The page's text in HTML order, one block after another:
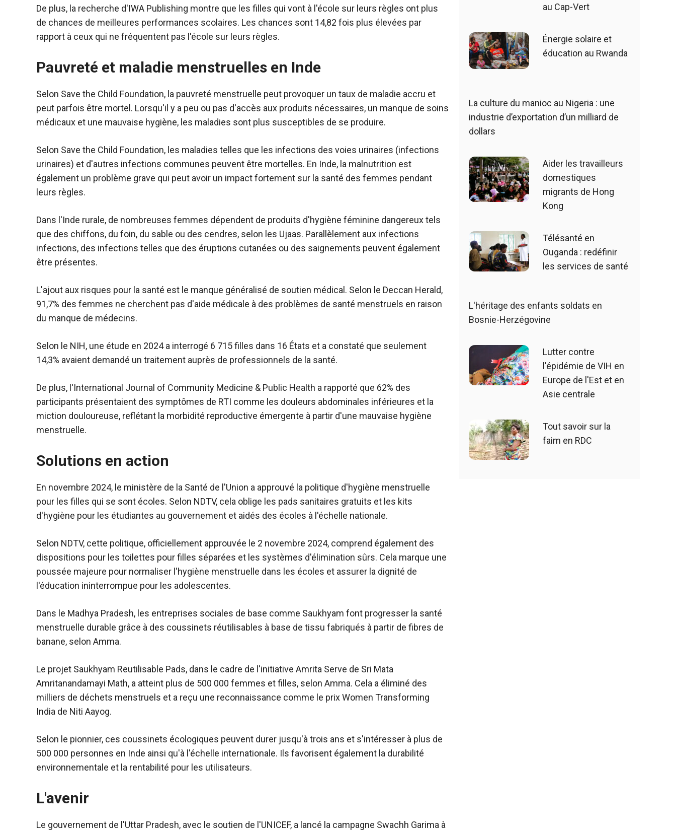
De plus, la recherche d'IWA Publishing montre que les filles qui vont à l'école sur leurs règles ont plus
de chances de meilleures performances scolaires. Les chances sont 14,82 fois plus élevées par
rapport à ceux qui ne fréquentent pas l'école sur leurs règles.
Pauvreté et maladie menstruelles en Inde
Selon Save the Child Foundation, la pauvreté menstruelle peut provoquer un taux de maladie accru et
peut parfois être mortel. Lorsqu'il y a peu ou pas d'accès aux produits nécessaires, un manque de soins
médicaux et une mauvaise hygiène, les maladies sont plus susceptibles de se produire.
Selon Save the Child Foundation, les maladies telles que les infections des voies urinaires (infections
urinaires) et d'autres infections communes peuvent être mortelles. En Inde, la malnutrition est
également un problème grave qui peut avoir un impact fortement sur la santé des femmes pendant
leurs règles.
Dans l'Inde rurale, de nombreuses femmes dépendent de produits d'hygiène féminine dangereux tels
que des chiffons, du foin, du sable ou des cendres, selon les Ujaas. Parallèlement aux infections
infections, des infections telles que des éruptions cutanées ou des saignements peuvent également
être présentes.
L'ajout aux risques pour la santé est le manque généralisé de soutien médical. Selon le Deccan Herald,
91,7% des femmes ne cherchent pas d'aide médicale à des problèmes de santé menstruels en raison
du manque de médecins.
Selon le NIH, une étude en 2024 a interrogé 6 715 filles dans 16 États et a constaté que seulement
14,3% avaient demandé un traitement auprès de professionnels de la santé.
De plus, l'International Journal of Community Medicine & Public Health a rapporté que 62% des
participants présentaient des symptômes de RTI comme les douleurs abdominales inférieures et la
miction douloureuse, reflétant la morbidité reproductive émergente à partir d'une mauvaise hygiène
menstruelle.
Solutions en action
En novembre 2024, le ministère de la Santé de l'Union a approuvé la politique d'hygiène menstruelle
pour les filles qui se sont écoles. Selon NDTV, cela oblige les pads sanitaires gratuits et les kits
d'hygiène pour les étudiantes au gouvernement et aidés des écoles à l'échelle nationale.
Selon NDTV, cette politique, officiellement approuvée le 2 novembre 2024, comprend également des
dispositions pour les toilettes pour filles séparées et les systèmes d'élimination sûrs. Cela marque une
poussée majeure pour normaliser l'hygiène menstruelle dans les écoles et assurer la dignité de
l'éducation ininterrompue pour les adolescentes.
Dans le Madhya Pradesh, les entreprises sociales de base comme Saukhyam font progresser la santé
menstruelle durable grâce à des coussinets réutilisables à base de tissu fabriqués à partir de fibres de
banane, selon Amma.
Le projet Saukhyam Reutilisable Pads, dans le cadre de l'initiative Amrita Serve de Sri Mata
Amritanandamayi Math, a atteint plus de 500 000 femmes et filles, selon Amma. Cela a éliminé des
milliers de déchets menstruels et a reçu une reconnaissance comme le prix Women Transforming
India de Niti Aayog.
Selon le pionnier, ces coussinets écologiques peuvent durer jusqu'à trois ans et s'intéresser à plus de
500 000 personnes en Inde ainsi qu'à l'échelle internationale. Ils favorisent également la durabilité
environnementale et la rentabilité pour les utilisateurs.
L'avenir
Le gouvernement de l'Uttar Pradesh, avec le soutien de l'UNICEF, a lancé la campagne Swachh Garima à
au Cap-Vert
Énergie solaire et
éducation au Rwanda
La culture du manioc au Nigeria : une
industrie d’exportation d’un milliard de
dollars
Aider les travailleurs
domestiques
migrants de Hong
Kong
Télésanté en
Ouganda : redéfinir
les services de santé
L'héritage des enfants soldats en
Bosnie-Herzégovine
Lutter contre
l'épidémie de VIH en
Europe de l'Est et en
Asie centrale
Tout savoir sur la
faim en RDC